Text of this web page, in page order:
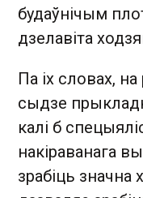
будаўнічым
дзелавіта
Па іх словах,
сыдзе
калі б
накіраванага
зрабіць значна